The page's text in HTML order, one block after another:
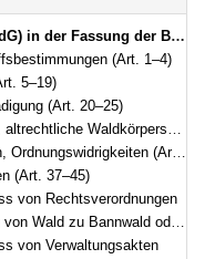
22. Juli 2005 (GVBl S. 313) BayRS 7902-1-L (Art. 1–52)
(Art. 1–4)
5–19)
(Art. 20–25)
Forstschutz (Art. 26–36)
(Art. 37–46)
(Art. 37–45)
von Rechtsverordnungen
Bannwald oder Erholungswald
von Verwaltungsakten